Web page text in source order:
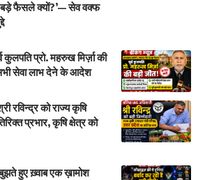
बड़े फैसले क्यों?’— सेव वक्फ
कुलपति प्रो. महरुख मिर्ज़ा की
सभी सेवा लाभ देने के आदेश
रविन्द्र को राज्य कृषि
प्रभार, कृषि क्षेत्र को
हुए ख़्वाब एक ख़ामोश